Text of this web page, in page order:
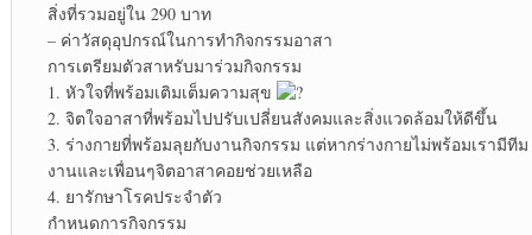
สิ่งที่รวมอยู่ใน 290 บาท
– ค่าวัสดุอุปกรณ์ในการทำกิจกรรมอาสา
การเตรียมตัวสาหรับมาร่วมกิจกรรม
1. หัวใจที่พร้อมเติมเต็มความสุข
2. จิตใจอาสาที่พร้อมไปปรับเปลี่ยนสังคมและสิ่งแวดล้อมให้ดีขึ้น
3. ร่างกายที่พร้อมลุยกับงานกิจกรรม แต่หากร่างกายไม่พร้อมเรามีทีม
งานและเพื่อนๆจิตอาสาคอยช่วยเหลือ
4. ยารักษาโรคประจำตัว
กำหนดการกิจกรรม